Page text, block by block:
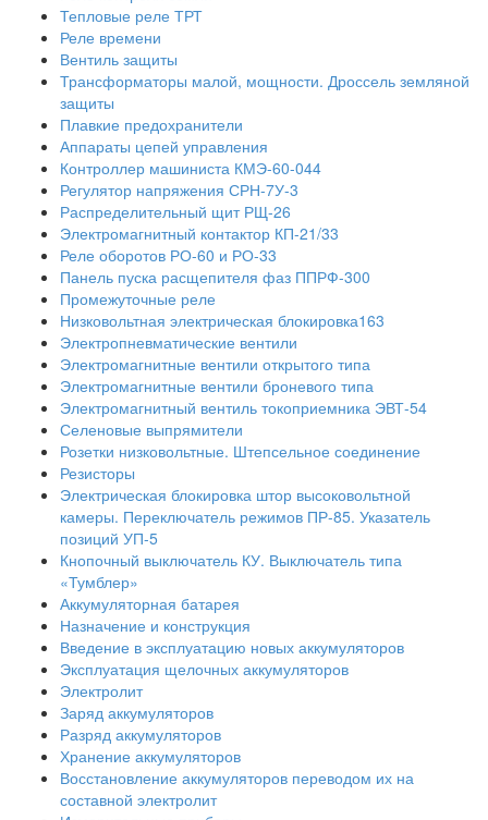
Тепловые реле ТРТ
Реле времени
Вентиль защиты
Трансформаторы малой, мощности. Дроссель земляной
защиты
Плавкие предохранители
Аппараты цепей управления
Контроллер машиниста КМЭ-60-044
Регулятор напряжения СРН-7У-3
Распределительный щит РЩ-26
Электромагнитный контактор КП-21/33
Реле оборотов РО-60 и РО-33
Панель пуска расщепителя фаз ППРФ-300
Промежуточные реле
Низковольтная электрическая блокировка163
Электропневматические вентили
Электромагнитные вентили открытого типа
Электромагнитные вентили броневого типа
Электромагнитный вентиль токоприемника ЭВТ-54
Селеновые выпрямители
Розетки низковольтные. Штепсельное соединение
Резисторы
Электрическая блокировка штор высоковольтной
камеры. Переключатель режимов ПР-85. Указатель
позиций УП-5
Кнопочный выключатель КУ. Выключатель типа
«Тумблер»
Аккумуляторная батарея
Назначение и конструкция
Введение в эксплуатацию новых аккумуляторов
Эксплуатация щелочных аккумуляторов
Электролит
Заряд аккумуляторов
Разряд аккумуляторов
Хранение аккумуляторов
Восстановление аккумуляторов переводом их на
составной электролит